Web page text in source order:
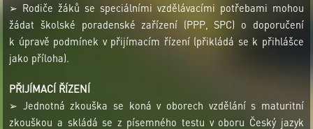
➢ Rodiče žáků se speciálními vzdělávacími potřebami mohou
žádat školské poradenské zařízení (PPP, SPC) o doporučení
k úpravě podmínek v přijímacím řízení (přikládá se k přihlášce
jako příloha).
PŘIJÍMACÍ ŘÍZENÍ
➢ Jednotná zkouška se koná v oborech vzdělání s maturitní
zkouškou a skládá se z písemného testu v oboru Český jazyk